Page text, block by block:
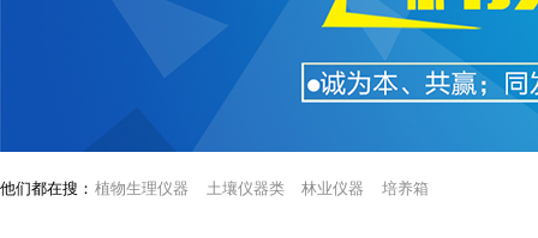
他们都在搜： 植物生理仪器 土壤仪器类 林业仪器 培养箱